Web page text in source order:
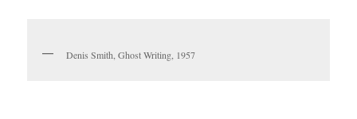
Denis Smith, Ghost Writing, 1957